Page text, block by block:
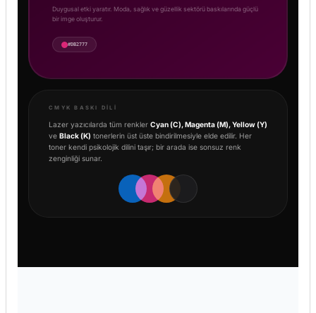
Duygusal etki yaratır. Moda, sağlık ve güzellik sektörü baskılarında güçlü
bir imge oluşturur.
#DB2777
CMYK BASKI DILI
Lazer yazıcılarda tüm renkler Cyan (C), Magenta (M), Yellow (Y)
ve Black (K) tonerlerin üst üste bindirilmesiyle elde edilir. Her
toner kendi psikolojik dilini taşır; bir arada ise sonsuz renk
zenginliği sunar.